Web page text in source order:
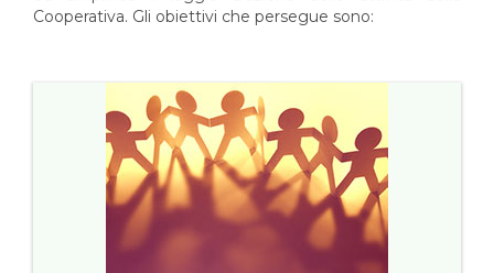
Cooperativa. Gli obiettivi che persegue sono: